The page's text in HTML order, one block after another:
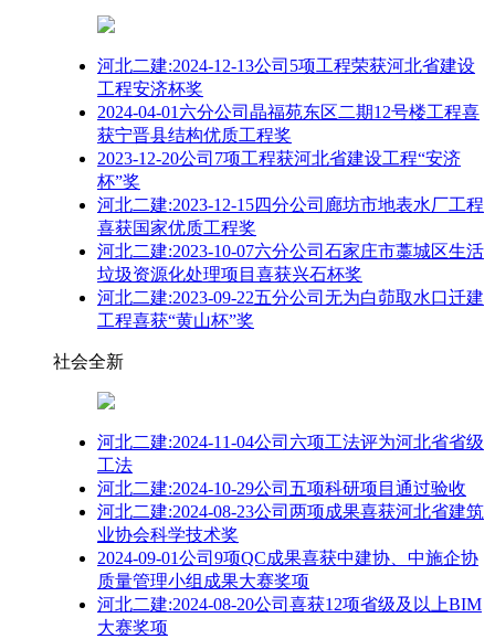
河北二建:2024-12-13公司5项工程荣获河北省建设
工程安济杯奖
2024-04-01六分公司晶福苑东区二期12号楼工程喜
获宁晋县结构优质工程奖
2023-12-20公司7项工程获河北省建设工程“安济
杯”奖
河北二建:2023-12-15四分公司廊坊市地表水厂工程
喜获国家优质工程奖
河北二建:2023-10-07六分公司石家庄市藁城区生活
垃圾资源化处理项目喜获兴石杯奖
河北二建:2023-09-22五分公司无为白茆取水口迁建
工程喜获“黄山杯”奖
社会全新
河北二建:2024-11-04公司六项工法评为河北省省级
工法
河北二建:2024-10-29公司五项科研项目通过验收
河北二建:2024-08-23公司两项成果喜获河北省建筑
业协会科学技术奖
2024-09-01公司9项QC成果喜获中建协、中施企协
质量管理小组成果大赛奖项
河北二建:2024-08-20公司喜获12项省级及以上BIM
大赛奖项